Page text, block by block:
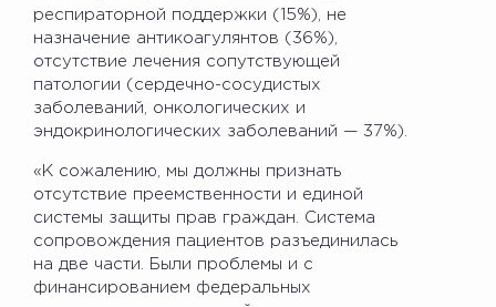
респираторной поддержки (15%), не
назначение антикоагулянтов (36%),
отсутствие лечения сопутствующей
патологии (сердечно-сосудистых
заболеваний, онкологических и
эндокринологических заболеваний — 37%).
«К сожалению, мы должны признать
отсутствие преемственности и единой
системы защиты прав граждан. Система
сопровождения пациентов разъединилась
на две части. Были проблемы и с
финансированием федеральных